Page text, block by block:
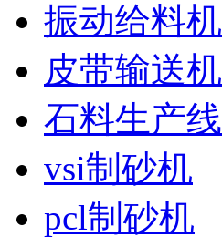
振动给料机
皮带输送机
石料生产线
vsi制砂机
pcl制砂机